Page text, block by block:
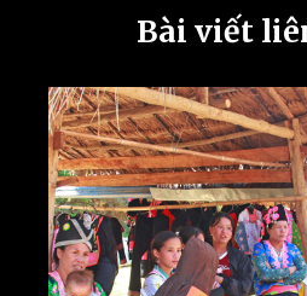
Bài viết